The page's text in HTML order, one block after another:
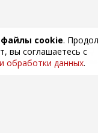
cookie.
вы соглашаетесь с
обработки данных.
КаталогИзбранное